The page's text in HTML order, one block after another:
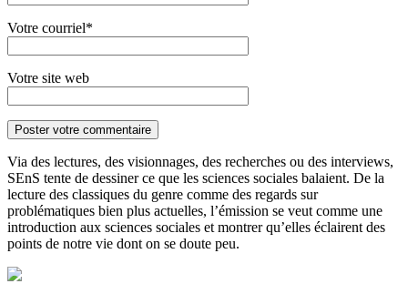
Votre courriel*
Votre site web
Via des lectures, des visionnages, des recherches ou des interviews,
SEnS tente de dessiner ce que les sciences sociales balaient. De la
lecture des classiques du genre comme des regards sur
problématiques bien plus actuelles, l’émission se veut comme une
introduction aux sciences sociales et montrer qu’elles éclairent des
points de notre vie dont on se doute peu.